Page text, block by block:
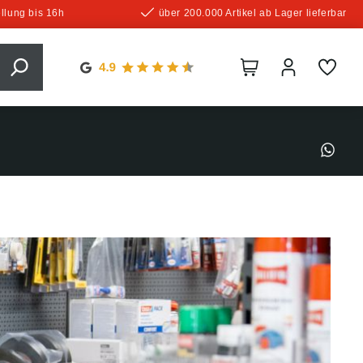
bis 16h über 200.000 Artikel ab Lager lieferbar